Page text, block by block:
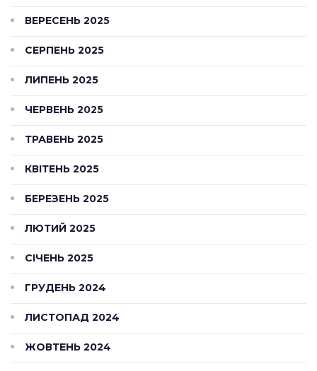
ВЕРЕСЕНЬ 2025
СЕРПЕНЬ 2025
ЛИПЕНЬ 2025
ЧЕРВЕНЬ 2025
ТРАВЕНЬ 2025
КВІТЕНЬ 2025
БЕРЕЗЕНЬ 2025
ЛЮТИЙ 2025
СІЧЕНЬ 2025
ГРУДЕНЬ 2024
ЛИСТОПАД 2024
ЖОВТЕНЬ 2024